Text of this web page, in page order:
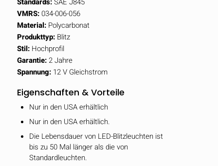
VMRS:034-006-056
Material: Polycarbonat
Produkttyp: Blitz
Stil: Hochprofil
Garantie:2 Jahre
Spannung: 12 V Gleichstrom
Eigenschaften & Vorteile
Nur in den USA erhältlich
Nur in den USA erhältlich.
Die Lebensdauer von LED-Blitzleuchten ist
bis zu 50 Mal länger als die von
Standardleuchten.